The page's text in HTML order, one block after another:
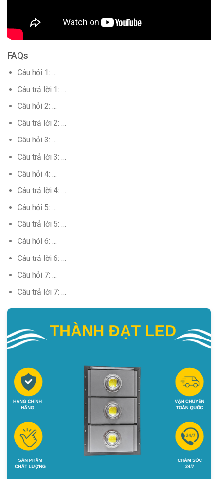
FAQs
Câu hỏi 1: …
Câu trả lời 1: …
Câu hỏi 2: …
Câu trả lời 2: …
Câu hỏi 3: …
Câu trả lời 3: …
Câu hỏi 4: …
Câu trả lời 4: …
Câu hỏi 5: …
Câu trả lời 5: …
Câu hỏi 6: …
Câu trả lời 6: …
Câu hỏi 7: …
Câu trả lời 7: …